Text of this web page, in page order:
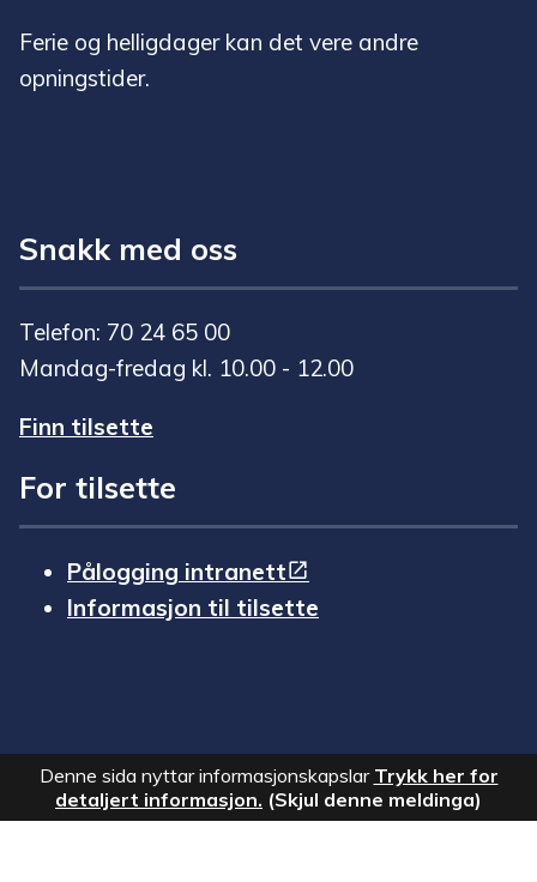
Ferie og helligdager kan det vere andre
opningstider.
Snakk med oss
Telefon: 70 24 65 00
Mandag-fredag kl. 10.00 - 12.00
Finn tilsette
For tilsette
Pålogging intranett
Informasjon til tilsette
Denne sida nyttar informasjonskapslar Trykk her for
detaljert informasjon. (Skjul denne meldinga)